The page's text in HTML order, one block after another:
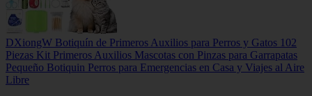
DXiongW Botiquín de Primeros Auxilios para Perros y Gatos 102
Piezas Kit Primeros Auxilios Mascotas con Pinzas para Garrapatas
Pequeño Botiquin Perros para Emergencias en Casa y Viajes al Aire
Libre